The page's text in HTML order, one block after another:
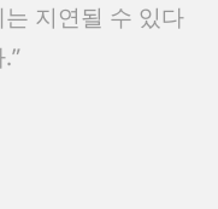
지연될 수 있다